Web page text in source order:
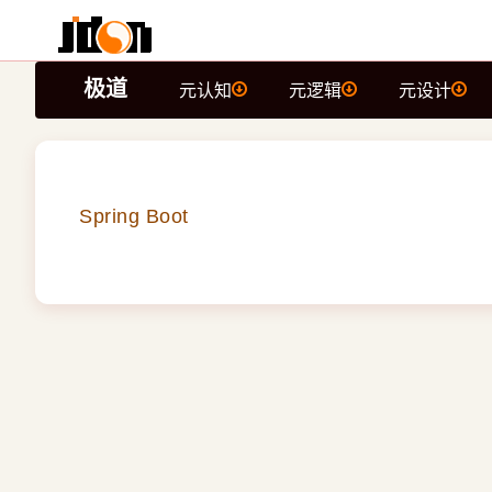
极道 元认知 元逻辑 元设计
Spring Boot